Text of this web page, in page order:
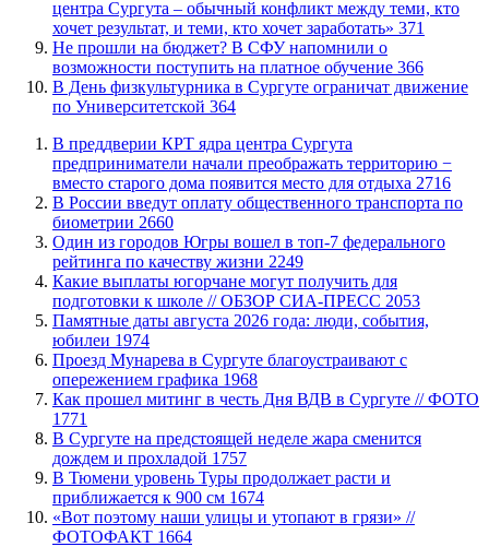
центра Сургута – обычный конфликт между теми, кто
хочет результат, и теми, кто хочет заработать» 371
Не прошли на бюджет? В СФУ напомнили о
возможности поступить на платное обучение 366
​В День физкультурника в Сургуте ограничат движение
по Университетской 364
​В преддверии КРТ ядра центра Сургута
предприниматели начали преображать территорию −
вместо старого дома появится место для отдыха 2716
В России введут оплату общественного транспорта по
биометрии 2660
Один из городов Югры вошел в топ-7 федерального
рейтинга по качеству жизни 2249
Какие выплаты югорчане могут получить для
подготовки к школе // ОБЗОР СИА-ПРЕСС 2053
​Памятные даты августа 2026 года: люди, события,
юбилеи 1974
​Проезд Мунарева в Сургуте благоустраивают с
опережением графика 1968
Как прошел митинг в честь Дня ВДВ в Сургуте // ФОТО
1771
В Сургуте на предстоящей неделе жара сменится
дождем и прохладой 1757
В Тюмени уровень Туры продолжает расти и
приближается к 900 см 1674
«Вот поэтому наши улицы и утопают в грязи» //
ФОТОФАКТ 1664